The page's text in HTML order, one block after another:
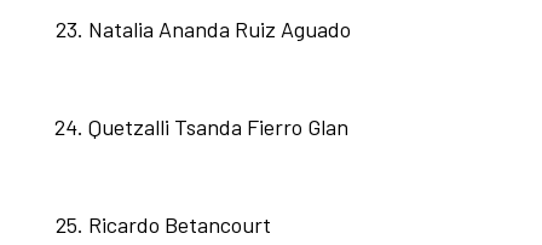
Natalia Ananda Ruiz Aguado
Quetzalli Tsanda Fierro Glan
Ricardo Betancourt